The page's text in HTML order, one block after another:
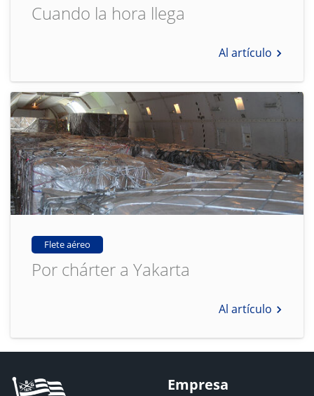
Cuando la hora llega
Al artículo
Flete aéreo
Por chárter a Yakarta
Al artículo
Empresa